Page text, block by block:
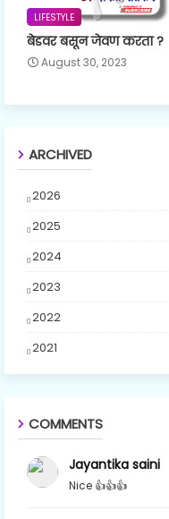
LIFESTYLE
बेडवर बसून जेवण करता ?
August 30, 2023
ARCHIVED
2026
2025
2024
2023
2022
2021
COMMENTS
Jayantika saini
Nice 👍👍👍